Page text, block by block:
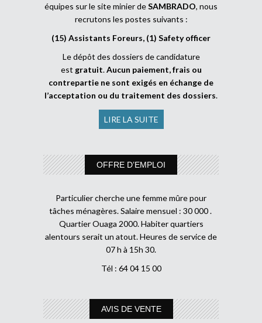
équipes sur le site minier deSAMBRADO, nous
recrutons les postes suivants :
(15) Assistants Foreurs, (1) Safety officer
Le dépôt des dossiers de candidature
est gratuit.Aucun paiement, frais ou
contrepartie ne sont exigés en échange de
l’acceptation ou du traitement des dossiers.
LIRE LA SUITE
OFFRE D’EMPLOI
Particulier cherche une femme mûre pour
tâches ménagères. Salaire mensuel : 30 000 .
Quartier Ouaga 2000. Habiter quartiers
alentours serait un atout. Heures de service de
07 h à 15h 30.
Tél : 64 04 15 00
AVIS DE VENTE